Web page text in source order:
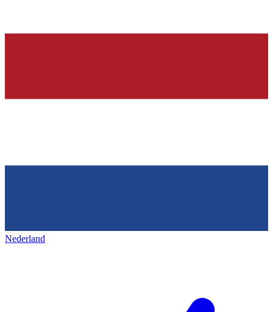
Nederland